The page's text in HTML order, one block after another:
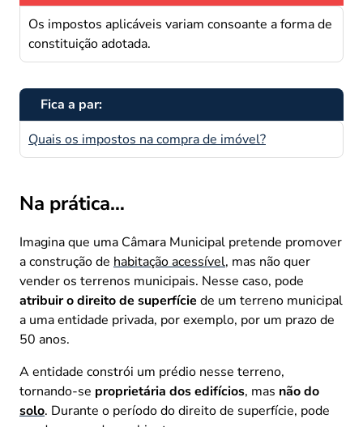
Os impostos aplicáveis variam consoante a forma de
constituição adotada.
Fica a par:
Quais os impostos na compra de imóvel?
Na prática…
Imagina que uma Câmara Municipal pretende promover
a construção de habitação acessível, mas não quer
vender os terrenos municipais. Nesse caso, pode
atribuir o direito de superfície de um terreno municipal
a uma entidade privada, por exemplo, por um prazo de
50 anos.
A entidade constrói um prédio nesse terreno,
tornando-se proprietária dos edifícios, mas não do
solo. Durante o período do direito de superfície, pode